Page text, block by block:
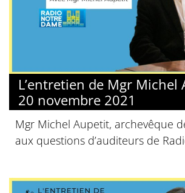
L’entretien de Mgr Michel
20 novembre 2021
Mgr Michel Aupetit, archevêque
aux questions d’auditeurs de